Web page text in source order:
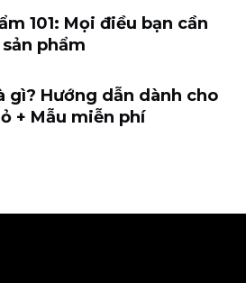
101: Mọi điều bạn cần
phẩm
gì? Hướng dẫn dành cho
+ Mẫu miễn phí